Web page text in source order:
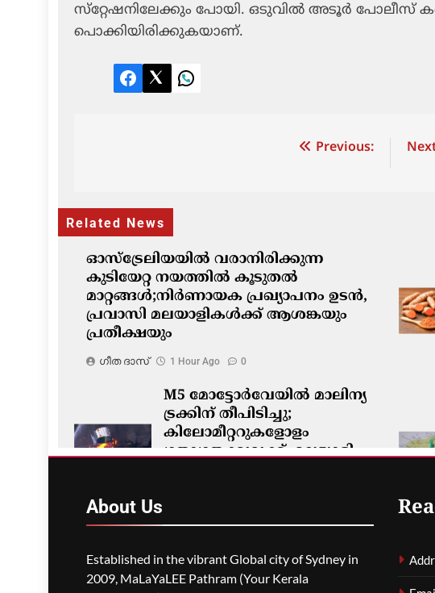
സ്‌റ്റേഷനിലേക്കും പോയി. ഒടുവില്‍ അടൂര്‍ പോലീസ്
പൊക്കിയിരിക്കുകയാണ്.
Facebook
TwitterLinkedIn
Previous:
Related News
ഓസ്‌ട്രേലിയയിൽ വരാനിരിക്കുന്ന
കുടിയേറ്റ നയത്തിൽ കൂടുതൽ
മാറ്റങ്ങൾ;നിർണായക പ്രഖ്യാപനം ഉടൻ,
പ്രവാസി മലയാളികൾക്ക് ആശങ്കയും
പ്രതീക്ഷയും
ഗീത ദാസ്‌ 1 Hour Ago 0
M5 മോട്ടോർവേയിൽ മാലിന്യ
ട്രക്കിന് തീപിടിച്ചു;
കിലോമീറ്ററുകളോളം
ഗതാഗതക്കുരുക്ക്, മലയാളി
About Us
Established in the vibrant Global city of Sydney in
2009, MaLaYaLEE Pathram (Your Kerala